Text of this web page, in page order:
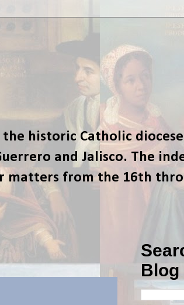
historic Catholic
and Jalisco. The
matters from the 16th
Blog